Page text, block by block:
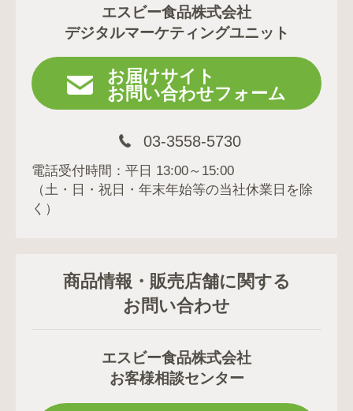
エスビー食品株式会社
デジタルマーケティングユニット
お届けサイト
お問い合わせフォーム
03-3558-5730
電話受付時間：平日 13:00～15:00
（土・日・祝日・年末年始等の当社休業日を除
く）
商品情報・販売店舗に関する
お問い合わせ
エスビー食品株式会社
お客様相談センター